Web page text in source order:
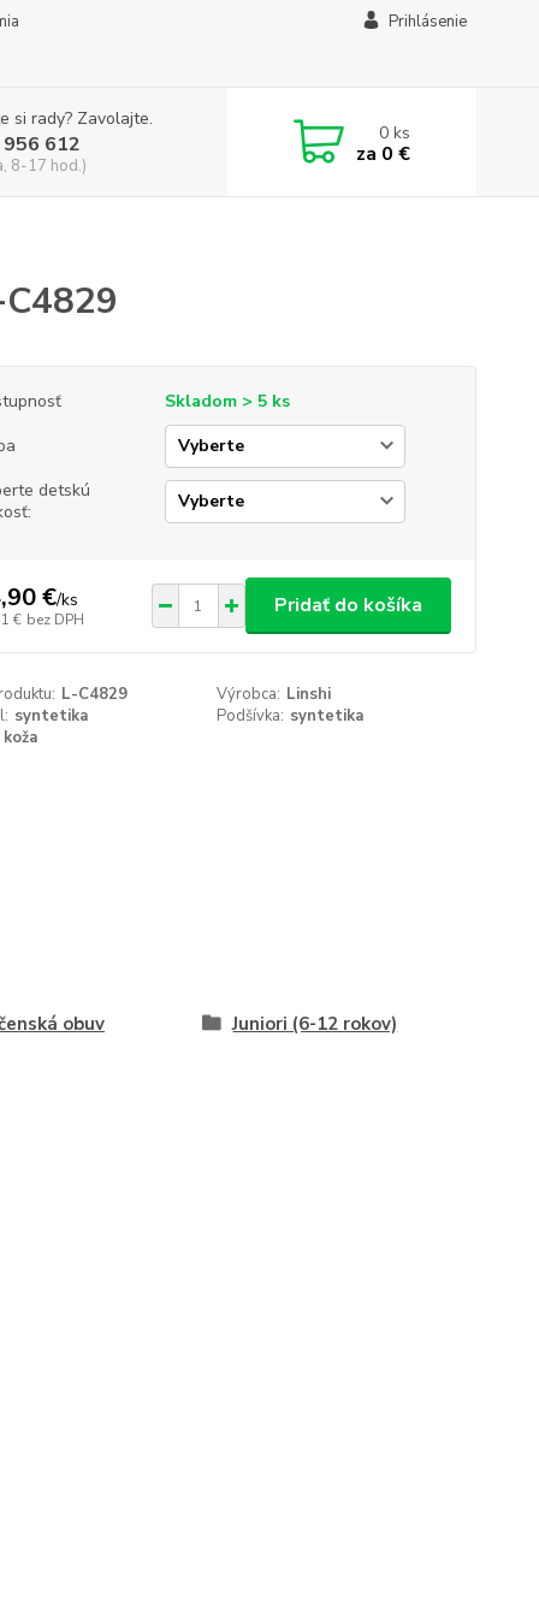
Prihlásenie
si rady? Zavolajte.
612
8-17 hod.)
0ks
za 0 €
Skladom > 5 ks
detskú
€/ks
€ bez DPH
Pridať do košíka
L-C4829 Výrobca: Linshi
syntetika Podšívka: syntetika
koža
obuv Juniori (6-12 rokov)